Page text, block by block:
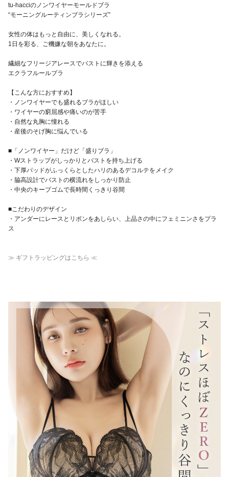
tu-hacciのノンワイヤーモールドブラ
“モーニングルーティンブラシリーズ”
女性の体はもっと自由に、美しくなれる。
1日を彩る、ご機嫌な朝をあなたに。
繊細なフリージアレースでバストに輝きを添える
エクラフルールブラ
【こんな方におすすめ】
・ノンワイヤーでも盛れるブラがほしい
・ワイヤーの窮屈感や痛いのが苦手
・自然な丸胸に憧れる
・産後のそげ胸に悩んでいる
■「ノンワイヤー」だけど「盛りブラ」
・Wストラップがしっかりとバストを持ち上げる
・下厚パッドがふっくらとしたハリのあるデコルテをメイク
・脇高設計でバストの横流れをしっかり防止
・中央のキープゴムで長時間くっきり谷間
■こだわりのデザイン
・アンダーにレースとリボンをあしらい、上品さの中にフェミニンさをプラ
ス
≫ ギフトラッピングはこちら ≪